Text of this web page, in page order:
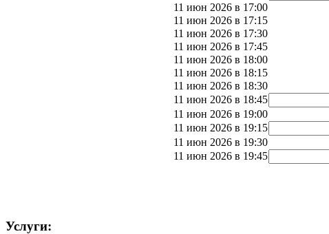
11 июн 2026 в 17:00
11 июн 2026 в 17:15
11 июн 2026 в 17:30
11 июн 2026 в 17:45
11 июн 2026 в 18:00
11 июн 2026 в 18:15
11 июн 2026 в 18:30
11 июн 2026 в 18:45
11 июн 2026 в 19:00
11 июн 2026 в 19:15
11 июн 2026 в 19:30
11 июн 2026 в 19:45
Услуги: